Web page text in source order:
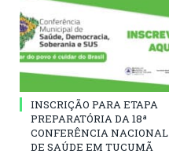
INSCRIÇÃO PARA ETAPA
PREPARATÓRIA DA 18ª
CONFERÊNCIA NACIONAL
DE SAÚDE EM TUCUMÃ